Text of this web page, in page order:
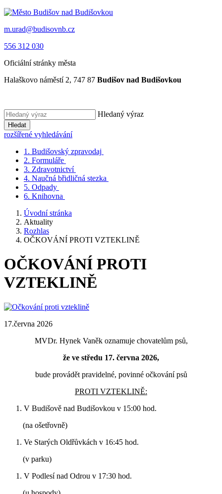
m.urad@budisovnb.cz
556 312 030
Oficiální stránky města
Halaškovo náměstí 2, 747 87 Budišov nad Budišovkou
Hledaný výraz
Hledat
rozšířené vyhledávání
1. Budišovský zpravodaj
2. Formuláře
3. Zdravotnictví
4. Naučná břidličná stezka
5. Odpady
6. Knihovna
Úvodní stránka
Aktuality
Rozhlas
OČKOVÁNÍ PROTI VZTEKLINĚ
OČKOVÁNÍ PROTI
VZTEKLINĚ
17.června 2026
MVDr. Hynek Vaněk oznamuje chovatelům psů,
že ve středu 17. června 2026,
bude provádět pravidelné, povinné očkování psů
PROTI VZTEKLINĚ:
V Budišově nad Budišovkou v 15:00 hod.
(na ošetřovně)
Ve Starých Oldřůvkách v 16:45 hod.
(v parku)
V Podlesí nad Odrou v 17:30 hod.